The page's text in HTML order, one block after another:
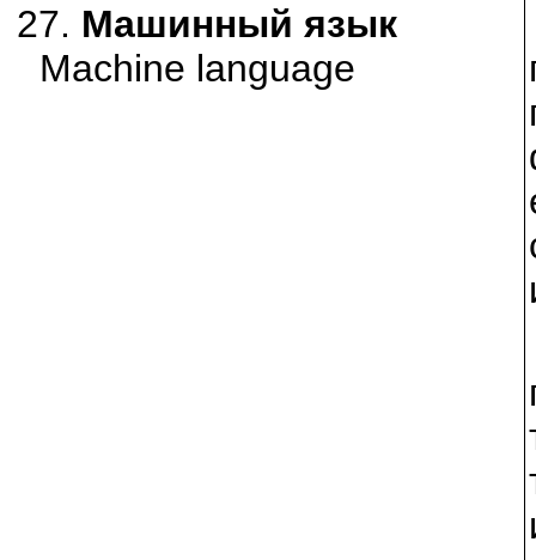
27. Машинный язык
Machine language